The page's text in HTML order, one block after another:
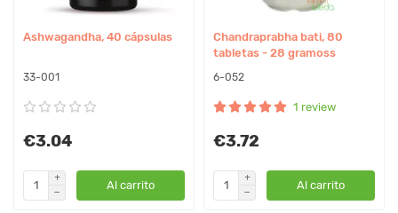
Ashwagandha, 40 cápsulas
33-001
€3.04
Al carrito
Chandraprabha bati, 80
tabletas - 28 gramoss
6-052
1 review
€3.72
Al carrito